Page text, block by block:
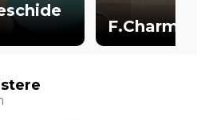
F.Charm